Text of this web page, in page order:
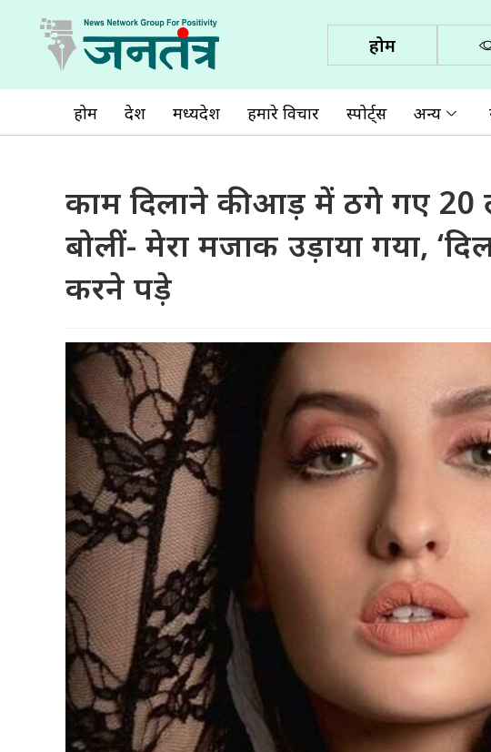
होम
होम देश मध्यप्रदेश हमारे विचार स्पोर्ट्स अन्य
काम दिलाने की आड़ में ठगे गए 20
बोलीं- मेरा मजाक उड़ाया गया,
करने पड़े